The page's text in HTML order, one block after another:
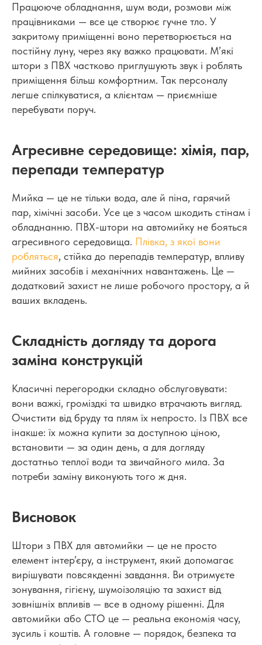
Працююче обладнання, шум води, розмови між
працівниками — все це створює гучне тло. У
закритому приміщенні воно перетворюється на
постійну луну, через яку важко працювати. М’які
штори з ПВХ частково приглушують звук і роблять
приміщення більш комфортним. Так персоналу
легше спілкуватися, а клієнтам — приємніше
перебувати поруч.
Агресивне середовище: хімія, пар,
перепади температур
Мийка — це не тільки вода, але й піна, гарячий
пар, хімічні засоби. Усе це з часом шкодить стінам і
обладнанню. ПВХ-штори на автомийку не бояться
агресивного середовища. Плівка, з якої вони
робляться, стійка до перепадів температур, впливу
мийних засобів і механічних навантажень. Це —
додатковий захист не лише робочого простору, а й
ваших вкладень.
Складність догляду та дорога
заміна конструкцій
Класичні перегородки складно обслуговувати:
вони важкі, громіздкі та швидко втрачають вигляд.
Очистити від бруду та плям їх непросто. Із ПВХ все
інакше: їх можна купити за доступною ціною,
встановити — за один день, а для догляду
достатньо теплої води та звичайного мила. За
потреби заміну виконують того ж дня.
Висновок
Штори з ПВХ для автомийки — це не просто
елемент інтер’єру, а інструмент, який допомагає
вирішувати повсякденні завдання. Ви отримуєте
зонування, гігієну, шумоізоляцію та захист від
зовнішніх впливів — все в одному рішенні. Для
автомийки або СТО це — реальна економія часу,
зусиль і коштів. А головне — порядок, безпека та